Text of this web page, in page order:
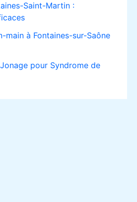
Saint-Martin :
main à Fontaines-sur-Saône
pour Syndrome de